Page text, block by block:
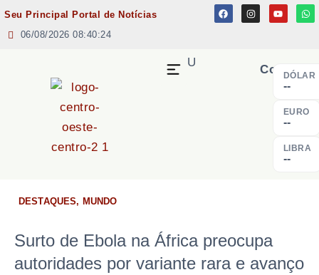
Seu Principal Portal de Notícias
06/08/2026 08:40:24
Cotação
DÓLAR
--
EURO
--
LIBRA
--
MENU
DESTAQUES, MUNDO
Surto de Ebola na África preocupa
autoridades por variante rara e avanço